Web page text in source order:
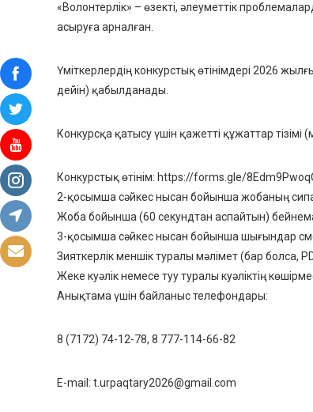
«Волонтерлік» – өзекті, әлеуметтік
асыруға арналған.
Үміткерлердің конкурстық өтінімдері 2026
дейін) қабылданады.
Конкурсқа қатысу үшін қажетті құжаттар
Конкурстық өтінім: https://forms.gle/
2-қосымша сәйкес нысан бойынша жобаның
Жоба бойынша (60 секундтан аспайтын)
3-қосымша сәйкес нысан бойынша шығындар
Зияткерлік меншік туралы мәлімет (бар болса,
Жеке куәлік немесе туу туралы куәліктің
Анықтама үшін байланыс телефондары:
8 (7172) 74-12-78, 8 777-114-66-82
E-mail: t.urpaqtary2026@gmail.com